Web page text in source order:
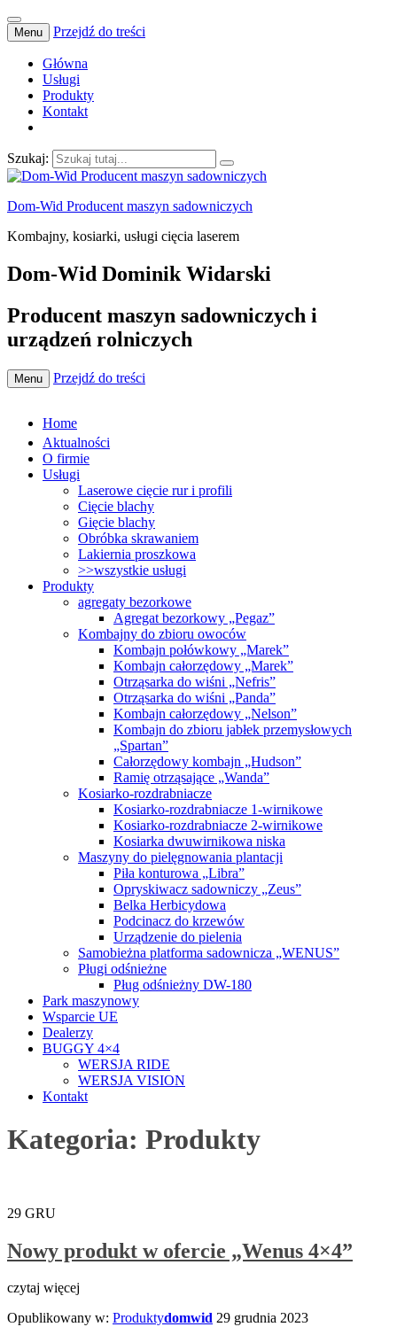
Menu Przejdź do treści
Główna
Usługi
Produkty
Kontakt
Szukaj:
Dom-Wid Producent maszyn sadowniczych
Kombajny, kosiarki, usługi cięcia laserem
Dom-Wid Dominik Widarski
Producent maszyn sadowniczych i
urządzeń rolniczych
Menu Przejdź do treści
Home
Aktualności
O firmie
Usługi
Laserowe cięcie rur i profili
Cięcie blachy
Gięcie blachy
Obróbka skrawaniem
Lakiernia proszkowa
>>wszystkie usługi
Produkty
agregaty bezorkowe
Agregat bezorkowy „Pegaz”
Kombajny do zbioru owoców
Kombajn połówkowy „Marek”
Kombajn całorzędowy „Marek”
Otrząsarka do wiśni „Nefris”
Otrząsarka do wiśni „Panda”
Kombajn całorzędowy „Nelson”
Kombajn do zbioru jabłek przemysłowych
„Spartan”
Całorzędowy kombajn „Hudson”
Ramię otrząsające „Wanda”
Kosiarko-rozdrabniacze
Kosiarko-rozdrabniacze 1-wirnikowe
Kosiarko-rozdrabniacze 2-wirnikowe
Kosiarka dwuwirnikowa niska
Maszyny do pielęgnowania plantacji
Piła konturowa „Libra”
Opryskiwacz sadowniczy „Zeus”
Belka Herbicydowa
Podcinacz do krzewów
Urządzenie do pielenia
Samobieżna platforma sadownicza „WENUS”
Pługi odśnieżne
Pług odśnieżny DW-180
Park maszynowy
Wsparcie UE
Dealerzy
BUGGY 4×4
WERSJA RIDE
WERSJA VISION
Kontakt
Kategoria: Produkty
29 GRU
Nowy produkt w ofercie „Wenus 4×4”
czytaj więcej
Opublikowany w: Produktydomwid 29 grudnia 2023